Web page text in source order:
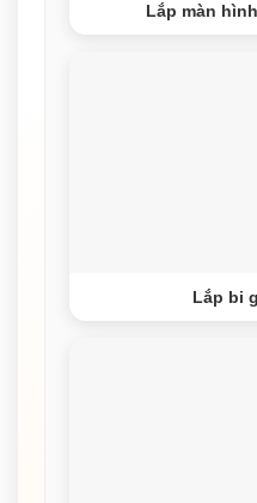
Lắp màn
Lắp bi